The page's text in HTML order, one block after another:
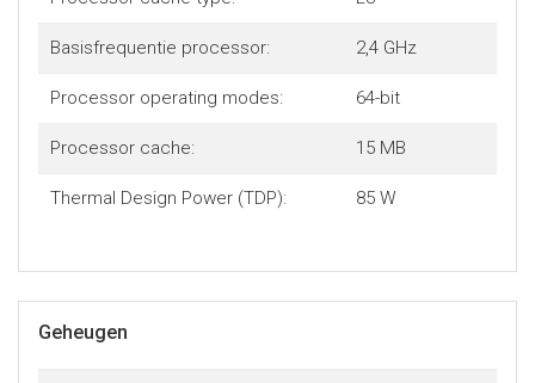
Basisfrequentie processor: 2,4 GHz
Processor operating modes: 64-bit
Processor cache: 15 MB
Thermal Design Power (TDP): 85 W
Geheugen